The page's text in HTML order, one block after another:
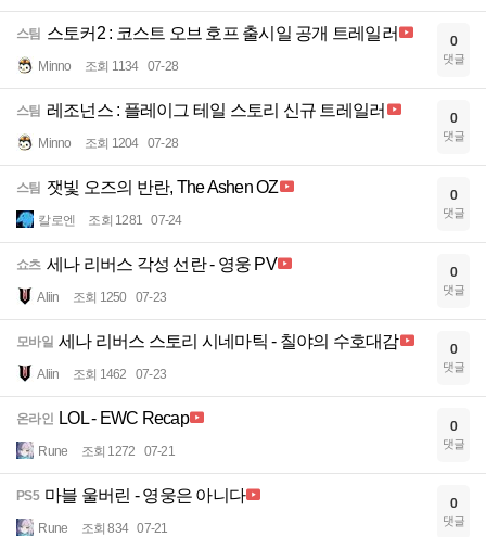
스팀 스토커2 : 코스트 오브 호프 출시일 공개 트레일러
Minno 조회 1134 07-28
0
댓글
스팀 레조넌스 : 플레이그 테일 스토리 신규 트레일러
Minno 조회 1204 07-28
0
댓글
스팀 잿빛 오즈의 반란, The Ashen OZ
칼로엔 조회 1281 07-24
0
댓글
쇼츠 세나 리버스 각성 선란 - 영웅 PV
Aliin 조회 1250 07-23
0
댓글
모바일 세나 리버스 스토리 시네마틱 - 칠야의 수호대감
Aliin 조회 1462 07-23
0
댓글
온라인 LOL - EWC Recap
Rune 조회 1272 07-21
0
댓글
PS5 마블 울버린 - 영웅은 아니다
Rune 조회 834 07-21
0
댓글